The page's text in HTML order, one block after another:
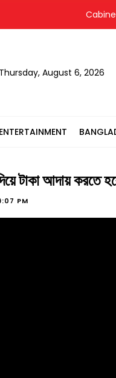
Cabinet
Thursday, August 6, 2026
ENTERTAINMENT
দিয়ে টাকা
PM